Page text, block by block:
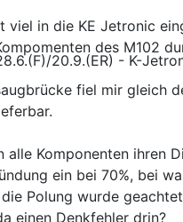
20.9.(ER) - K-
viel in die KE Jetronic
des M102
fiel mir gleich
alle Komponenten ihren
ein bei 70%, bei
Polung wurde
einen Denkfehler drin?